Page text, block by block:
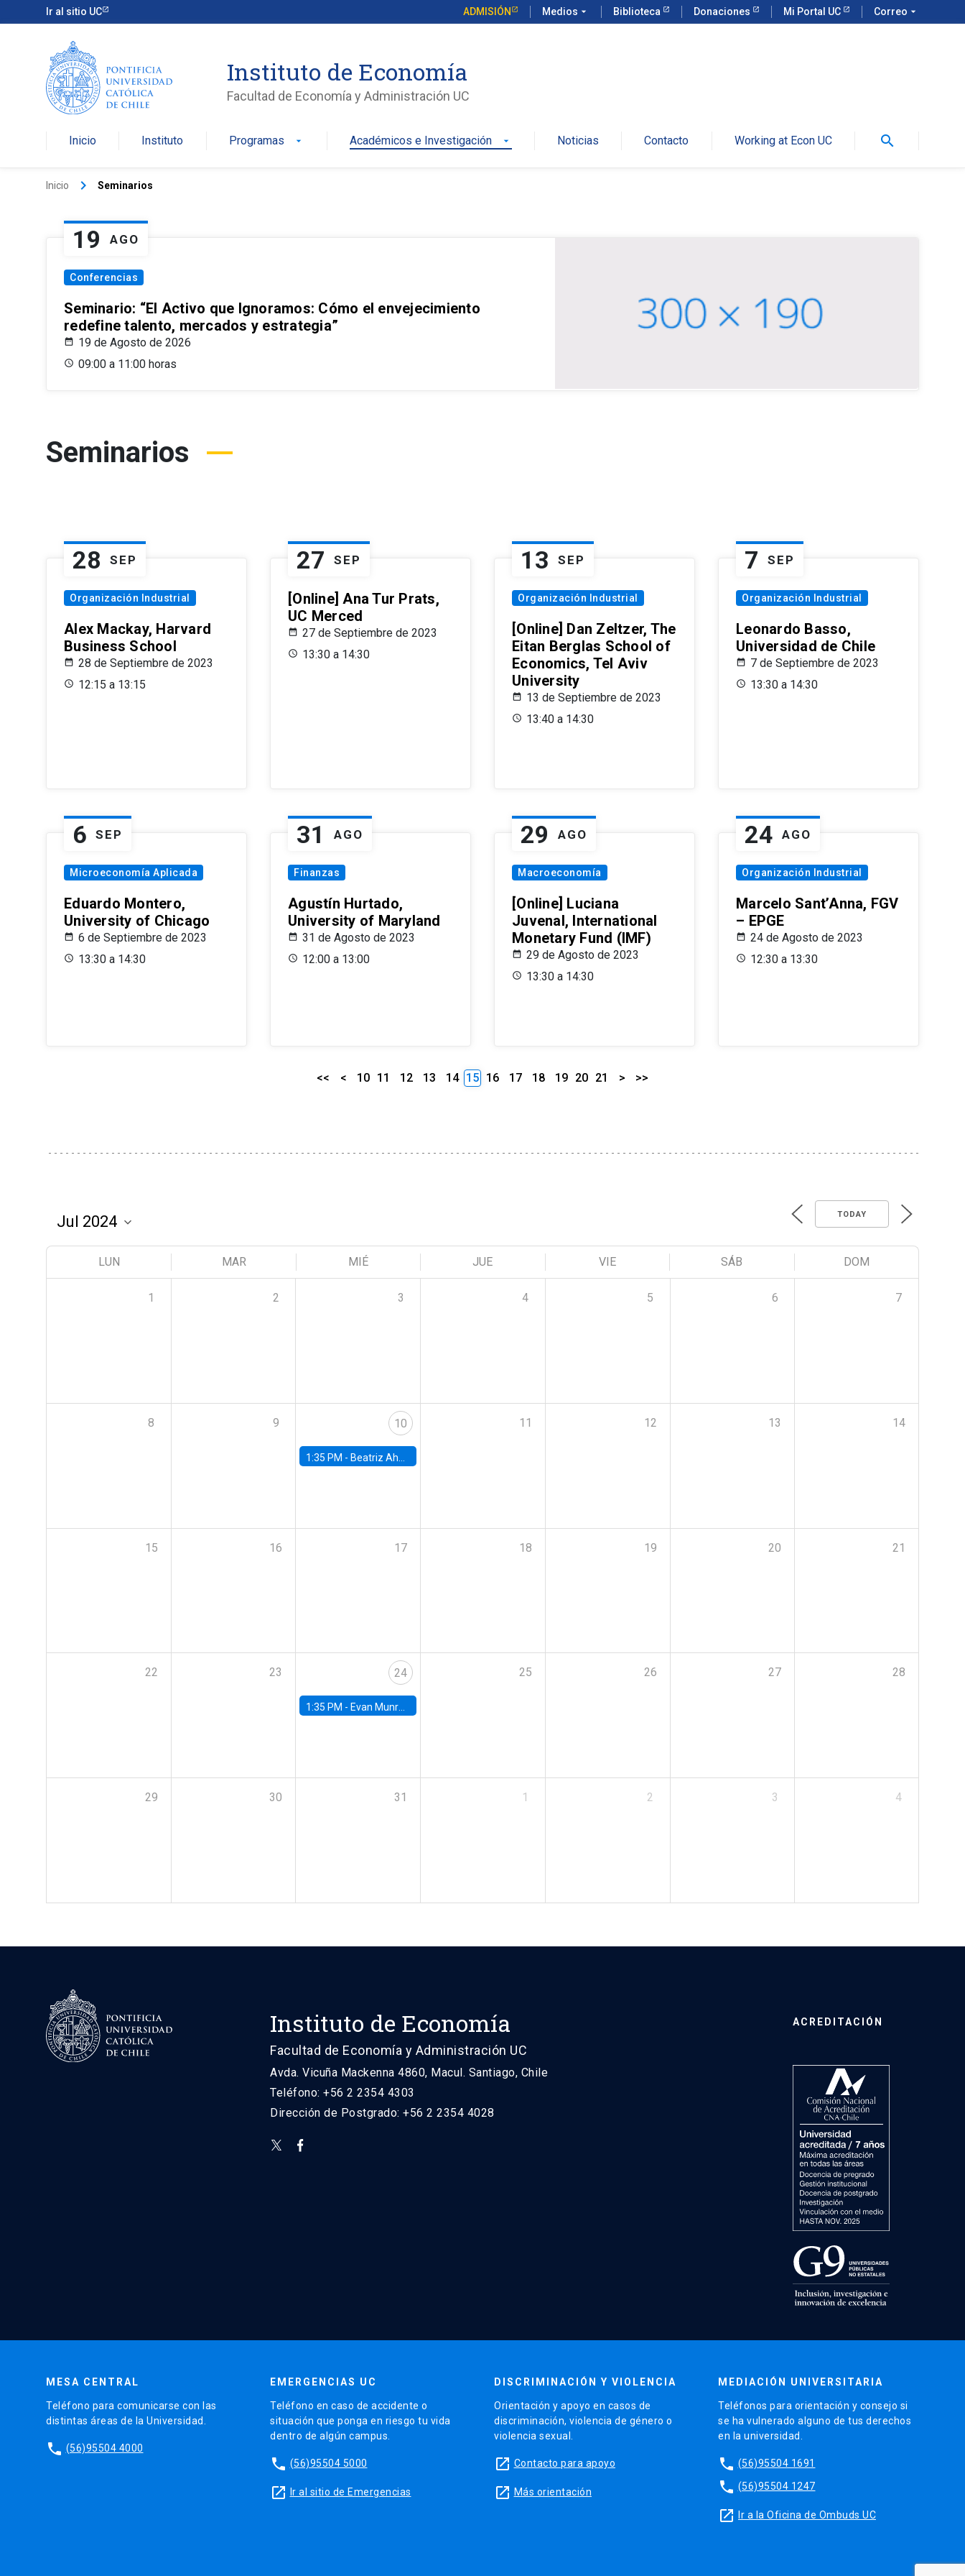
Ir al sitio UC ADMISIÓN Medios arrow_drop_down Biblioteca Donaciones Mi Portal UC Correo arrow_drop_down
Instituto de Economía
Facultad de Economía y Administración UC
Inicio Instituto Programas arrow_drop_down Académicos e Investigación arrow_drop_down Noticias Contacto Working at Econ UC search
Inicio keyboard_arrow_right Seminarios
19 AGO
Conferencias
Seminario: “El Activo que Ignoramos: Cómo el envejecimiento
redefine talento, mercados y estrategia”
19 de Agosto de 2026
09:00 a 11:00 horas
Seminarios
28 SEP
Organización Industrial
Alex Mackay, Harvard
Business School
28 de Septiembre de 2023
12:15 a 13:15
27 SEP
[Online] Ana Tur Prats,
UC Merced
27 de Septiembre de 2023
13:30 a 14:30
13 SEP
Organización Industrial
[Online] Dan Zeltzer, The
Eitan Berglas School of
Economics, Tel Aviv
University
13 de Septiembre de 2023
13:40 a 14:30
7 SEP
Organización Industrial
Leonardo Basso,
Universidad de Chile
7 de Septiembre de 2023
13:30 a 14:30
6 SEP
Microeconomía Aplicada
Eduardo Montero,
University of Chicago
6 de Septiembre de 2023
13:30 a 14:30
31 AGO
Finanzas
Agustín Hurtado,
University of Maryland
31 de Agosto de 2023
12:00 a 13:00
29 AGO
Macroeconomía
[Online] Luciana
Juvenal, International
Monetary Fund (IMF)
29 de Agosto de 2023
13:30 a 14:30
24 AGO
Organización Industrial
Marcelo Sant’Anna, FGV
– EPGE
24 de Agosto de 2023
12:30 a 13:30
<< < 10 11 12 13 14 15 16 17 18 19 20 21 > >>
TODAY
LUN MAR MIÉ JUE VIE SÁB DOM
1 2 3 4 5 6 7
8 9 10
1:35 PM - Beatriz Ahumada, PhD candidate, Universidad de Pittsburgh
11 12 13 14
15 16 17 18 19 20 21
22 23 24
1:35 PM - Evan Munro, Neyman Visiting Assistant Professor in the Department of Statistics at UC Berkeley
25 26 27 28
29 30 31 1 2 3 4
Instituto de Economía
Facultad de Economía y Administración UC
Avda. Vicuña Mackenna 4860, Macul. Santiago, Chile
Teléfono: +56 2 2354 4303
Dirección de Postgrado: +56 2 2354 4028
ACREDITACIÓN
MESA CENTRAL
Teléfono para comunicarse con las
distintas áreas de la Universidad.
phone (56)95504 4000
EMERGENCIAS UC
Teléfono en caso de accidente o
situación que ponga en riesgo tu vida
dentro de algún campus.
phone (56)95504 5000
launch Ir al sitio de Emergencias
DISCRIMINACIÓN Y VIOLENCIA
Orientación y apoyo en casos de
discriminación, violencia de género o
violencia sexual.
launch Contacto para apoyo
launch Más orientación
MEDIACIÓN UNIVERSITARIA
Teléfonos para orientación y consejo si
se ha vulnerado alguno de tus derechos
en la universidad.
phone (56)95504 1691
phone (56)95504 1247
launch Ir a la Oficina de Ombuds UC